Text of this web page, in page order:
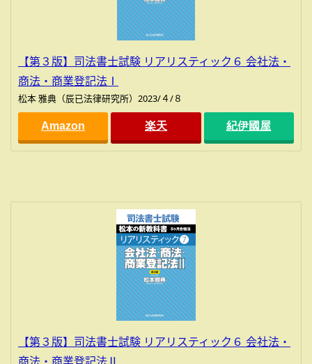
【第３版】司法書士試験 リアリスティック６ 会社法・
商法・商業登記法Ⅰ
松本 雅典（辰已法律研究所）2023/４/８
Amazon 楽天 紀伊國屋
【第３版】司法書士試験 リアリスティック６ 会社法・